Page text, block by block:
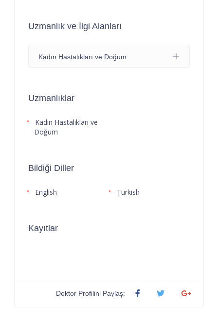
Uzmanlık ve İlgi Alanları
Kadın Hastalıkları ve Doğum
Uzmanlıklar
Kadın Hastalıkları ve
Doğum
Bildiği Diller
English Turkish
Kayıtlar
Doktor Profilini Paylaş: